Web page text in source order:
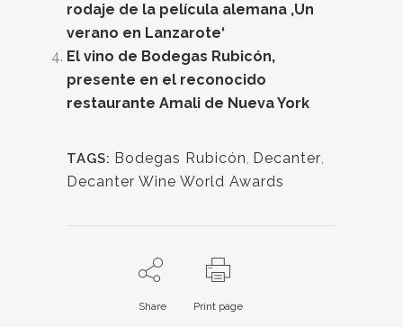
rodaje de la película alemana ‚Un
verano en Lanzarote‘
El vino de Bodegas Rubicón,
presente en el reconocido
restaurante Amali de Nueva York
TAGS: Bodegas Rubicón, Decanter,
Decanter Wine World Awards
Share Print page